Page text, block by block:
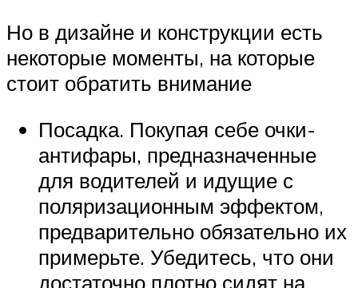
Но в дизайне и конструкции есть
некоторые моменты, на которые
стоит обратить внимание
Посадка. Покупая себе очки-
антифары, предназначенные
для водителей и идущие с
поляризационным эффектом,
предварительно обязательно их
примерьте. Убедитесь, что они
достаточно плотно сидят на